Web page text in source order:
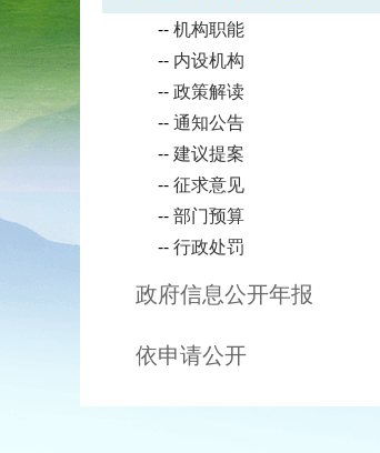
--机构职能
-- 内设机构
--政策解读
--通知公告
--建议提案
--征求意见
--部门预算
--行政处罚
政府信息公开年报
依申请公开